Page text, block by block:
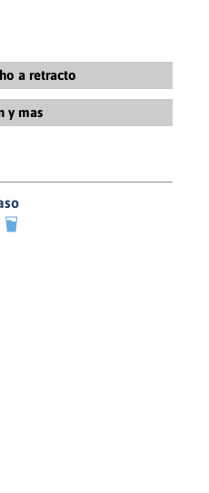
a retracto
Legal y Derecho de
y Condiciones Generales de
y mas